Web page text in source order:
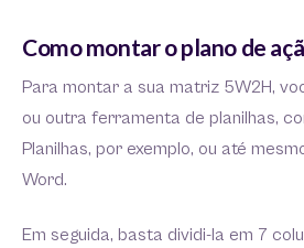
Como montar o plano de
Para montar a sua matriz 5W2H,
ou outra ferramenta de planilhas,
Planilhas, por exemplo, ou até
Word.
Em seguida, basta dividi-la em 7